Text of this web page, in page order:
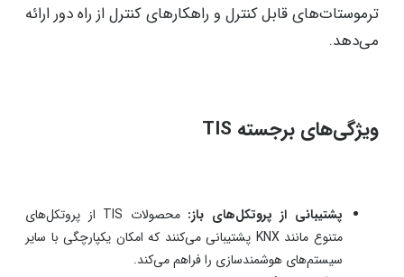
ترموستات‌های قابل کنترل و راهکارهای کنترل از راه دور ارائه
می‌دهد.
ویژگی‌های برجسته TIS
پشتیبانی از پروتکل‌های باز:
محصولات TIS از پروتکل‌های
متنوع مانند KNX پشتیبانی می‌کنند که امکان یکپارچگی با سایر
سیستم‌های هوشمندسازی را فراهم می‌کند.